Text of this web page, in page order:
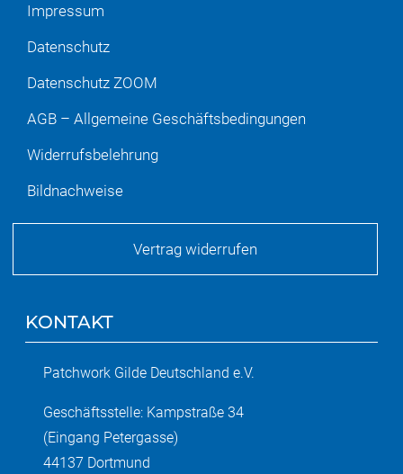
Impressum
Datenschutz
Datenschutz ZOOM
AGB – Allgemeine Geschäftsbedingungen
Widerrufsbelehrung
Bildnachweise
Vertrag widerrufen
KONTAKT
Patchwork Gilde Deutschland e.V.
Geschäftsstelle: Kampstraße 34
(Eingang Petergasse)
44137 Dortmund